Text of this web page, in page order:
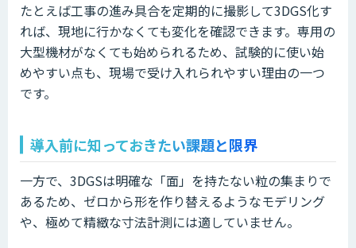
たとえば工事の進み具合を定期的に撮影して3DGS化す
れば、現地に行かなくても変化を確認できます。専用の
大型機材がなくても始められるため、試験的に使い始
めやすい点も、現場で受け入れられやすい理由の一つ
です。
導入前に知っておきたい課題と限界
一方で、3DGSは明確な「面」を持たない粒の集まりで
あるため、ゼロから形を作り替えるようなモデリング
や、極めて精緻な寸法計測には適していません。